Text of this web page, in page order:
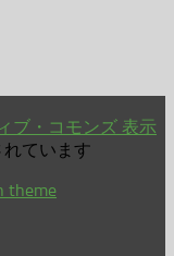
ブ・コモンズ 表示
ています
theme